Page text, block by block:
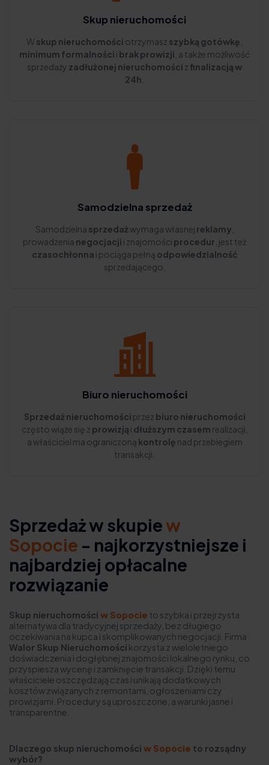
Biuro nieruchomości
Sprzedaż nieruchomości przez biuro nieruchomości
często wiąże się z prowizją i dłuższym czasem realizacji,
a właściciel ma ograniczoną kontrolę nad przebiegiem
transakcji.
Skup nieruchomości
W skup nieruchomości otrzymasz szybką gotówkę
minimum formalności i brak prowizji , a także możliwość
sprzedaży zadłużonej nieruchomości z finalizacją w
24h
Samodzielna sprzedaż
Samodzielna sprzedażwymaga własnej reklamy
prowadzenia negocjacji i znajomości procedur , jest też
czasochłonna i pociąga pełną odpowiedzialność
sprzedającego.
Sprzedaż w skupiew
Sopocie - najkorzystniejsze i
najbardziej opłacalne
rozwiązanie
Skup nieruchomości w Sopocie to szybka i przejrzysta
alternatywa dla tradycyjnej sprzedaży, bez długiego
oczekiwania na kupca i skomplikowanych negocjacji. Firma
Walor Skup Nieruchomości korzysta z wieloletniego
doświadczenia i dogłębnej znajomości lokalnego rynku, co
przyspiesza wycenę i zamknięcie transakcji. Dzięki temu
właściciele oszczędzają czas i unikają dodatkowych
kosztów związanych z remontami, ogłoszeniami czy
prowizjami. Procedury są uproszczone, a warunki jasne i
transparentne.
Dlaczego skup nieruchomości w Sopocie to rozsądny
wybór?